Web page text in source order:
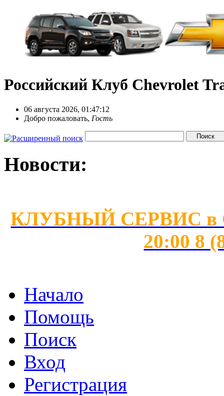
Российский Клуб Chevrolet
06 августа 2026, 01:47:12
Добро пожаловать, Гость
Новости:
КЛУБНЫЙ СЕРВИС в
20:00 8
Начало
Помощь
Поиск
Вход
Регистрация